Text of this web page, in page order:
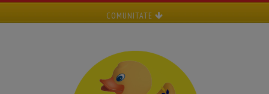
COMUNITATE